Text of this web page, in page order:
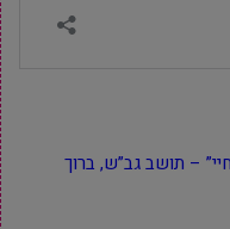
– תושב גב”ש, ברוך